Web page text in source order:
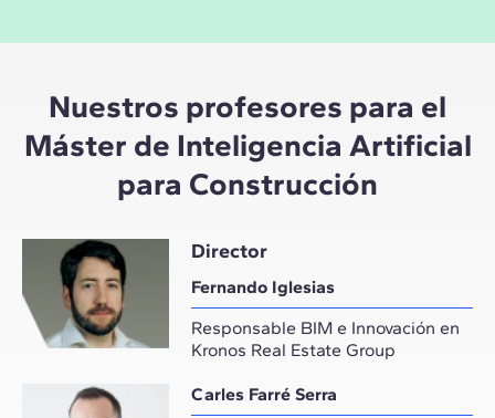
Nuestros profesores para el
Máster de Inteligencia Artificial
para Construcción
Director
Fernando Iglesias
Responsable BIM e Innovación en
Kronos Real Estate Group
Carles Farré Serra